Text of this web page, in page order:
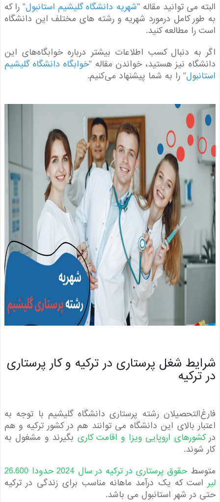
می توانید مقاله "شهریه دانشگاه گلیشیم استانبول" را که
کامل درمورد شهریه و رشته های مختلف این دانشگاه
مطالعه کنید.
به دنبال کسب اطلاعات بیشتر درباره خوابگاه‌های این
نیز هستید، خواندن مقاله "خوابگاه دانشگاه گلیشیم
" را به شما پیشنهاد می‌کنیم.
شغل پرستاری در ترکیه و کار پرستاری
رشته‌ پرستاری دانشگاه گلیشیم با توجه به
بالای این دانشگاه می توانند هم در کشور ترکیه و هم
اروپایی ویزا و اقامت کاریبگیرند و مشغول به
حقوق پرستاری در ترکیه در سال 2024 حدودا 26.600
که یک درآمد ماهانه مناسب برای زندگی در ترکیه
در شهر استانبول می باشد.